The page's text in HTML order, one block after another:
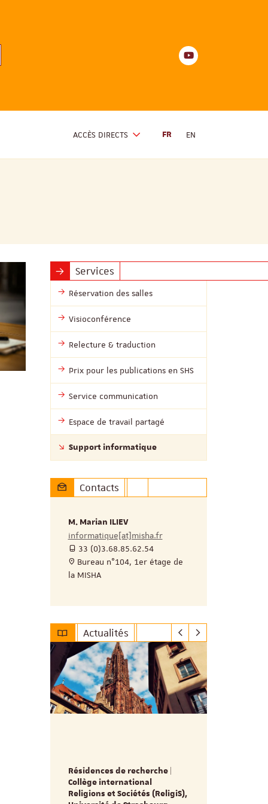
Youtube
ACCÈS DIRECTS FR EN
Services
Réservation des salles
Visioconférence
Relecture & traduction
Prix pour les publications en SHS
Service communication
Espace de travail partagé
Support informatique
Contacts
M. Marian ILIEV
informatique[at]misha.fr
33 (0)3.68.85.62.54
Bureau n°104, 1er étage de
la MISHA
Actualités
Résidences de recherche |
Collège international
Religions et Sociétés (ReligiS),